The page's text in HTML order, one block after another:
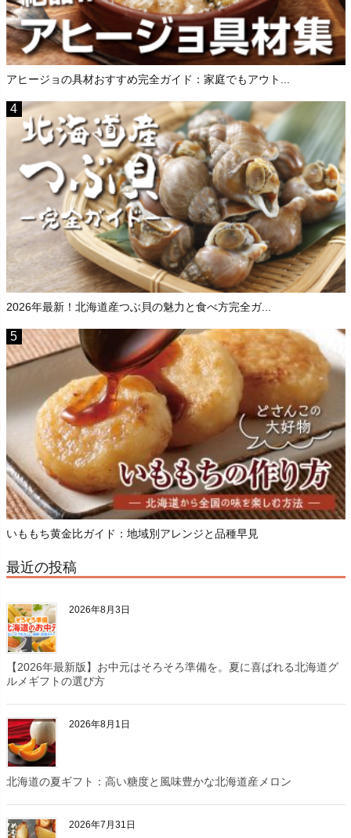
アヒージョの具材おすすめ完全ガイド：家庭でもアウト...
2026年最新！北海道産つぶ貝の魅力と食べ方完全ガ...
いももち黄金比ガイド：地域別アレンジと品種早見
最近の投稿
2026年8月3日
【2026年最新版】お中元はそろそろ準備を。夏に喜ばれる北海道グ
ルメギフトの選び方
2026年8月1日
北海道の夏ギフト：高い糖度と風味豊かな北海道産メロン
2026年7月31日